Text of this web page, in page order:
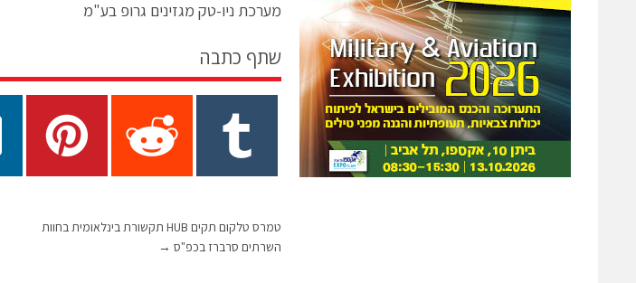
מערכת ניו-טק מגזינים גרופ בע"מ
שתף כתבה
טמרס טלקום תקים HUB תקשורת בינלאומית בחוות
השרתים סרברז בכפ"ס →